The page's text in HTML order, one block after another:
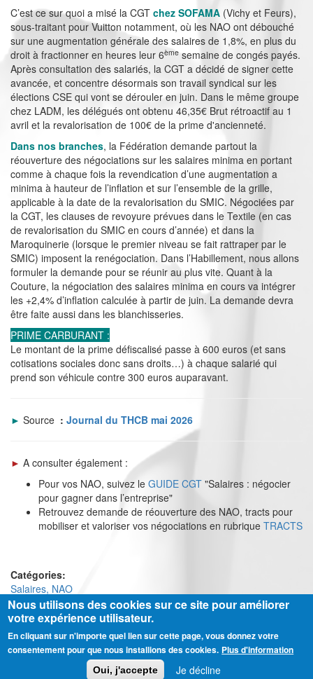
C’est ce sur quoi a misé la CGT chez SOFAMA (Vichy et Feurs),
sous-traitant pour Vuitton notamment, où les NAO ont débouché
sur une augmentation générale des salaires de 1,8%, en plus du
droit à fractionner en heures leur 6ème semaine de congés payés.
Après consultation des salariés, la CGT a décidé de signer cette
avancée, et concentre désormais son travail syndical sur les
élections CSE qui vont se dérouler en juin. Dans le même groupe
chez LADM, les délégués ont obtenu 46,35€ Brut rétroactif au 1
avril et la revalorisation de 100€ de la prime d'ancienneté.
Dans nos branches, la Fédération demande partout la
réouverture des négociations sur les salaires minima en portant
comme à chaque fois la revendication d’une augmentation a
minima à hauteur de l’inflation et sur l’ensemble de la grille,
applicable à la date de la revalorisation du SMIC. Négociées par
la CGT, les clauses de revoyure prévues dans le Textile (en cas
de revalorisation du SMIC en cours d’année) et dans la
Maroquinerie (lorsque le premier niveau se fait rattraper par le
SMIC) imposent la renégociation. Dans l’Habillement, nous allons
formuler la demande pour se réunir au plus vite. Quant à la
Couture, la négociation des salaires minima en cours va intégrer
les +2,4% d’inflation calculée à partir de juin. La demande devra
être faite aussi dans les blanchisseries.
PRIME CARBURANT :
Le montant de la prime défiscalisé passe à 600 euros (et sans
cotisations sociales donc sans droits…) à chaque salarié qui
prend son véhicule contre 300 euros auparavant.
► Source : Journal du THCB mai 2026
► A consulter également :
Pour vos NAO, suivez le GUIDE CGT "Salaires : négocier
pour gagner dans l’entreprise"
Retrouvez demande de réouverture des NAO, tracts pour
mobiliser et valoriser vos négociations en rubrique TRACTS
Catégories:
Salaires, NAO
Ⓒ CGT Fédération THCB - Tous les droits réservés - Mentions légales
Contactez-nous
Nous utilisons des cookies sur ce site pour améliorer
votre expérience utilisateur.
En cliquant sur n'importe quel lien sur cette page, vous donnez votre
consentement pour que nous installions des cookies. Plus d'information
Oui, j'accepte Je décline